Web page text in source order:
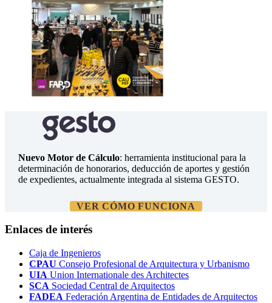
Nuevo Motor de Cálculo: herramienta institucional para la
determinación de honorarios, deducción de aportes y gestión
de expedientes, actualmente integrada al sistema GESTO.
VER CÓMO FUNCIONA
Enlaces de interés
Caja de Ingenieros
CPAU Consejo Profesional de Arquitectura y Urbanismo
UIA Union Internationale des Architectes
SCA Sociedad Central de Arquitectos
FADEA Federación Argentina de Entidades de Arquitectos